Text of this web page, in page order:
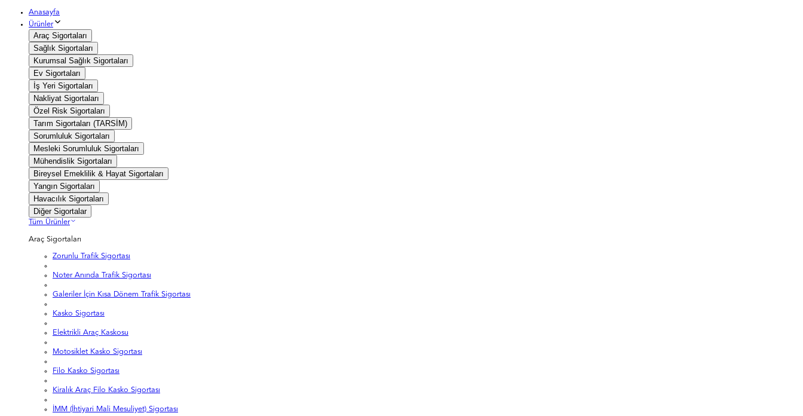
Anasayfa
Ürünler
Araç Sigortaları
Sağlık Sigortaları
Kurumsal Sağlık Sigortaları
Ev Sigortaları
İş Yeri Sigortaları
Nakliyat Sigortaları
Özel Risk Sigortaları
Tarım Sigortaları (TARSİM)
Sorumluluk Sigortaları
Mesleki Sorumluluk Sigortaları
Mühendislik Sigortaları
Bireysel Emeklilik & Hayat Sigortaları
Yangın Sigortaları
Havacılık Sigortaları
Diğer Sigortalar
Tüm Ürünler
Araç Sigortaları
Zorunlu Trafik Sigortası
Noter Anında Trafik Sigortası
Galeriler İçin Kısa Dönem Trafik Sigortası
Kasko Sigortası
Elektrikli Araç Kaskosu
Motosiklet Kasko Sigortası
Filo Kasko Sigortası
Kiralık Araç Filo Kasko Sigortası
İMM (İhtiyari Mali Mesuliyet) Sigortası